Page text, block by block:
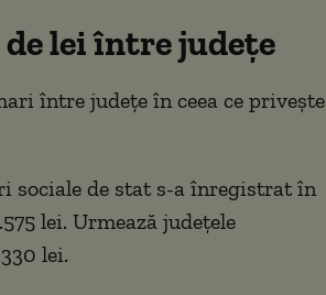
de lei între județe
între județe în ceea ce privește
sociale de stat s-a înregistrat în
lei. Urmează județele
lei.